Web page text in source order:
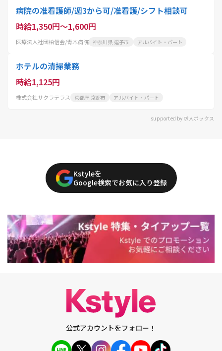
病院の准看護師/週3から可/准看護/シフト相談可
時給1,350円～1,600円
医療法人社団柏信会/青木病院 神奈川県 逗子市 アルバイト・パート
ホテルの清掃業務
時給1,125円
株式会社サクラテラス 京都府 京都市 アルバイト・パート
supported by 求人ボックス
Kstyleを
Google検索でお気に入り登録
公式アカウントをフォロー！